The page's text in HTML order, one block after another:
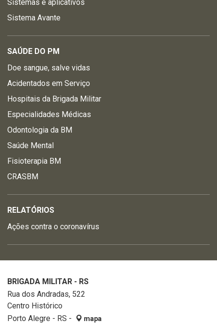
Sistemas e aplicativos
Sistema Avante
SAÚDE DO PM
Doe sangue, salve vidas
Acidentados em Serviço
Hospitais da Brigada Militar
Especialidades Médicas
Odontologia da BM
Saúde Mental
Fisioterapia BM
CRASBM
RELATÓRIOS
Ações contra o coronavírus
BRIGADA MILITAR - RS
Rua dos Andradas, 522
Centro Histórico
Porto Alegre - RS -
mapa